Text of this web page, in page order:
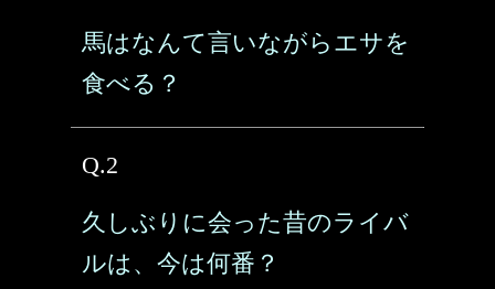
馬はなんて言いながらエサを
食べる？
Q.2
久しぶりに会った昔のライバ
ルは、今は何番？